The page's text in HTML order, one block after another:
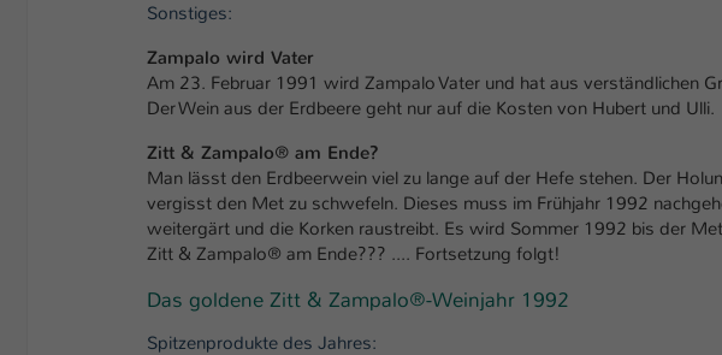
Sonstiges:
Zampalo wird Vater
Am 23. Februar 1991 wird Zampalo Vater und hat aus verständlichen
Der Wein aus der Erdbeere geht nur auf die Kosten von Hubert und Ulli.
Zitt & Zampalo® am Ende?
Man lässt den Erdbeerwein viel zu lange auf der Hefe stehen. Der
vergisst den Met zu schwefeln. Dieses muss im Frühjahr 1992
weitergärt und die Korken raustreibt. Es wird Sommer 1992 bis der
Zitt & Zampalo® am Ende??? .... Fortsetzung folgt!
Das goldene Zitt & Zampalo®-Weinjahr 1992
Spitzenprodukte des Jahres: